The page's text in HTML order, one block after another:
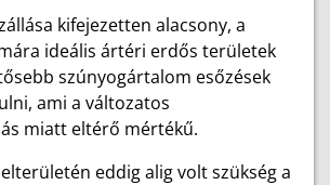
kifejezetten alacsony, a
ideális ártéri erdős területek
szúnyogártalom esőzések
ami a változatos
miatt eltérő mértékű.
eddig alig volt szükség a